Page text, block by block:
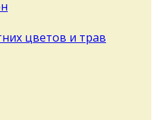
цветов и трав